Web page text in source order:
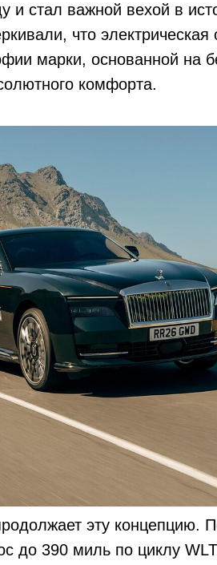
и стал важной вехой в
что электрическая
марки, основанной на
комфорта.
эту концепцию.
до 390 миль по циклу